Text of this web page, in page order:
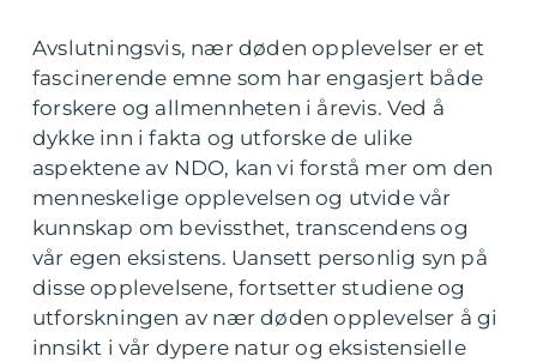
Avslutningsvis, nær døden opplevelser er et
fascinerende emne som har engasjert både
forskere og allmennheten i årevis. Ved å
dykke inn i fakta og utforske de ulike
aspektene av NDO, kan vi forstå mer om den
menneskelige opplevelsen og utvide vår
kunnskap om bevissthet, transcendens og
vår egen eksistens. Uansett personlig syn på
disse opplevelsene, fortsetter studiene og
utforskningen av nær døden opplevelser å gi
innsikt i vår dypere natur og eksistensielle